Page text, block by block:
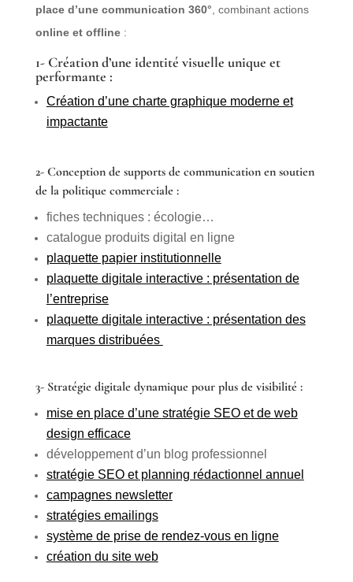
place d’une communication 360° , combinant actions
online et offline:
1- Création d’une identité visuelle unique et
performante :
Création d’une charte graphique moderne et
impactante
2- Conception de supports de communication en soutien
de la politique commerciale :
fiches techniques : écologie…
catalogue produits digital en ligne
plaquette papier institutionnelle
plaquette digitale interactive : présentation de
l’entreprise
plaquette digitale interactive : présentation des
marques distribuées
3- Stratégie digitale dynamique pour plus de visibilité:
mise en place d’une stratégie SEOet de web
design efficace
développement d’un blog professionnel
stratégie SEO et planning rédactionnel annuel
campagnes newsletter
stratégies emailings
système de prise de rendez-vous en ligne
création du site web